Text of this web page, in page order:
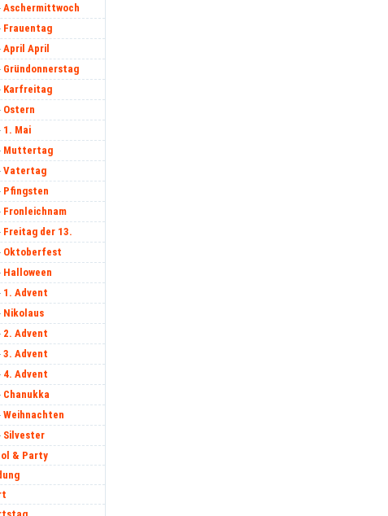
Aschermittwoch
Frauentag
April April
Gründonnerstag
Karfreitag
Ostern
1. Mai
Muttertag
Vatertag
Pfingsten
Fronleichnam
Freitag der 13.
Oktoberfest
Halloween
1. Advent
Nikolaus
2. Advent
3. Advent
4. Advent
Chanukka
Weihnachten
Silvester
& Party